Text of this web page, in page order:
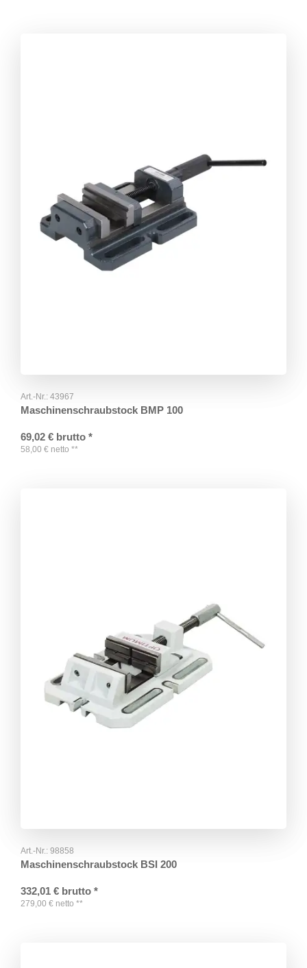
Art.-Nr.: 43967
Maschinenschraubstock BMP 100
69,02 € brutto *
58,00 € netto **
Art.-Nr.: 98858
Maschinenschraubstock BSI 200
332,01 € brutto *
279,00 € netto **